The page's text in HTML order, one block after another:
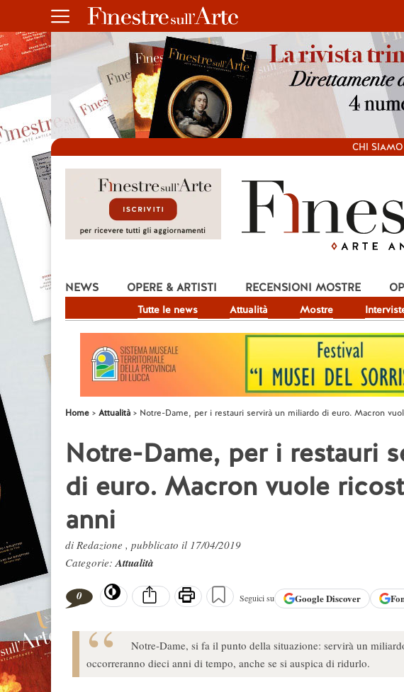
CHI SIAMO
NEWS
Tutte le news Attualità Mostre
OPERE & ARTISTI RECENSIONI MOSTRE
Home Attualità Notre-Dame, per i restauri servirà un miliardo di euro. Macron
Notre-Dame, per i restauri
di euro. Macron vuole
anni
di Redazione , pubblicato il 17/04/2019
Categorie:Attualità
0 Seguici su GoogleDiscover
Notre-Dame, si fa il punto della situazione: servirà un
occorreranno dieci anni di tempo, anche se si auspica di ridurlo.